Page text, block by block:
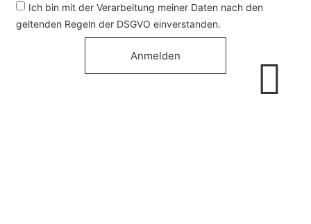
Ich bin mit der Verarbeitung meiner Daten nach den
geltenden Regeln der DSGVO einverstanden.
Anmelden